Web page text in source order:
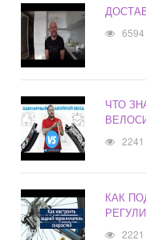
6594
ЧТО
2241
КАК
2221